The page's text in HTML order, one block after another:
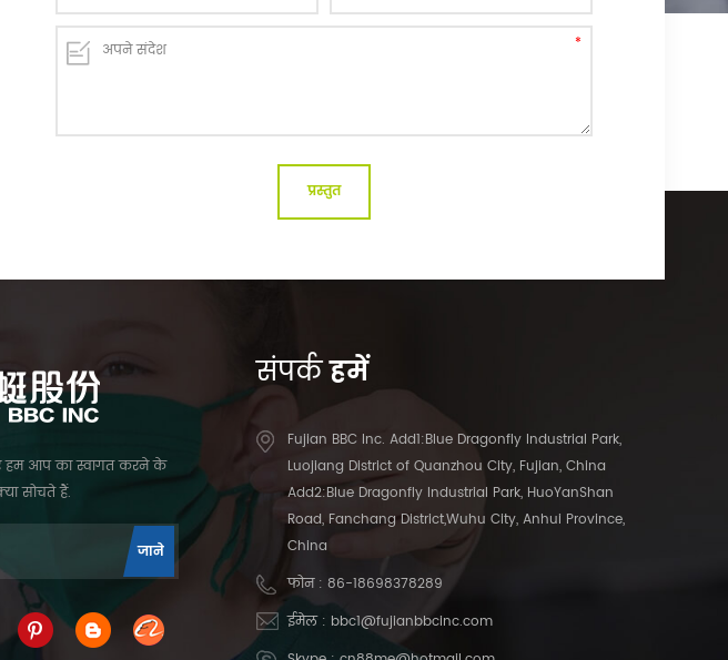
हम आप का स्वागत करने के
सोचते हैं.
संपर्कहमें
Fujian BBC Inc. Add1:Blue Dragonfly Industrial Park,
Luojiang District of Quanzhou City, Fujian, China
Add2:Blue Dragonfly Industrial Park, HuoYanShan
Road, Fanchang District,Wuhu City, Anhui Province,
China
फोन : 86-18698378289
ईमेल : bbc1@fujianbbcinc.com